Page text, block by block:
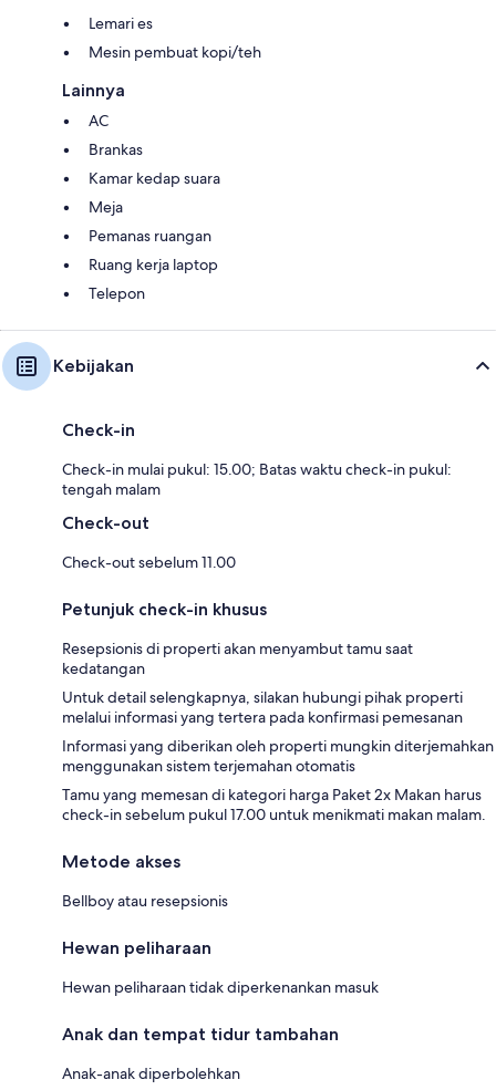
Lemari es
Mesin pembuat kopi/teh
Lainnya
AC
Brankas
Kamar kedap suara
Meja
Pemanas ruangan
Ruang kerja laptop
Telepon
Kebijakan
Check-in
Check-in mulai pukul: 15.00; Batas waktu check-in pukul:
tengah malam
Check-out
Check-out sebelum 11.00
Petunjuk check-in khusus
Resepsionis di properti akan menyambut tamu saat
kedatangan
Untuk detail selengkapnya, silakan hubungi pihak properti
melalui informasi yang tertera pada konfirmasi pemesanan
Informasi yang diberikan oleh properti mungkin diterjemahkan
menggunakan sistem terjemahan otomatis
Tamu yang memesan di kategori harga Paket 2x Makan harus
check-in sebelum pukul 17.00 untuk menikmati makan malam.
Metode akses
Bellboy atau resepsionis
Hewan peliharaan
Hewan peliharaan tidak diperkenankan masuk
Anak dan tempat tidur tambahan
Anak-anak diperbolehkan